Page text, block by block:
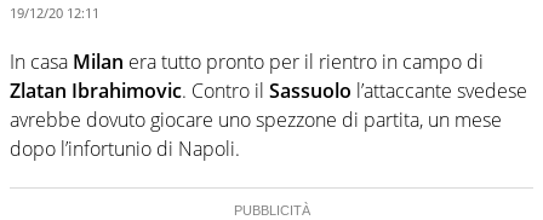
19/12/20 12:11
In casa Milan era tutto pronto per il rientro in campo di
Zlatan Ibrahimovic. Contro il Sassuolo l’attaccante svedese
avrebbe dovuto giocare uno spezzone di partita, un mese
dopo l’infortunio di Napoli.